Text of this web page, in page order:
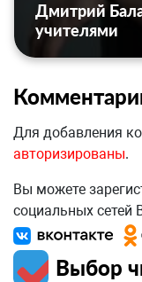
Дмитрий
учителями
Для добавления
авторизированы.
Вы можете
социальных сетей
Выбор